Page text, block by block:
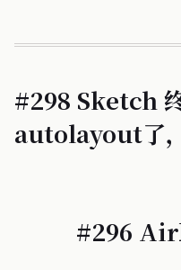
#298 Sketch
autolayout了
#296